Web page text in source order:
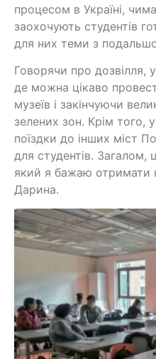
процесом в Україні,
заохочують студентів
для них теми з
Говорячи про дозвілля,
де можна цікаво
музеїв і закінчуючи
зелених зон. Крім того,
поїздки до інших міст
для студентів. Загалом,
який я бажаю отримати
Дарина.